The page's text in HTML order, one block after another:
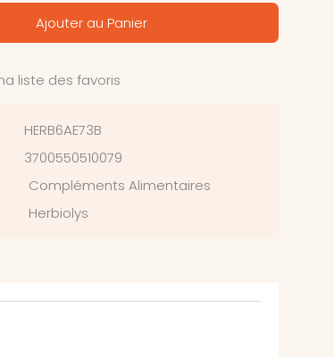
Ajouter au Panier
liste des favoris
HERB6AE73B
3700550510079
Compléments Alimentaires
Herbiolys